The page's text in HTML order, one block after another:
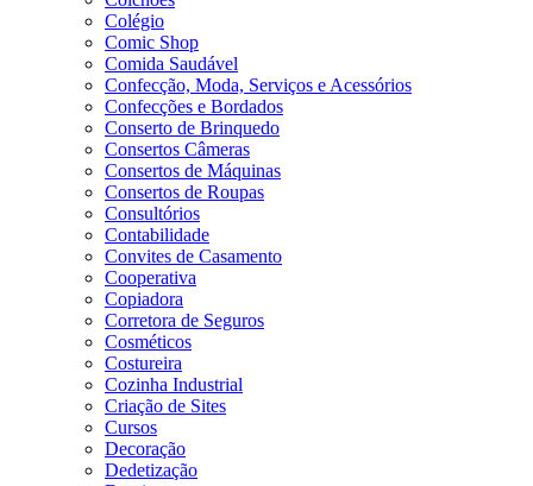
Colégio
Comic Shop
Comida Saudável
Confecção, Moda, Serviços e Acessórios
Confecções e Bordados
Conserto de Brinquedo
Consertos Câmeras
Consertos de Máquinas
Consertos de Roupas
Consultórios
Contabilidade
Convites de Casamento
Cooperativa
Copiadora
Corretora de Seguros
Cosméticos
Costureira
Cozinha Industrial
Criação de Sites
Cursos
Decoração
Dedetização